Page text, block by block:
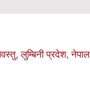
लुम्बिनी प्रदेश, नेपाल